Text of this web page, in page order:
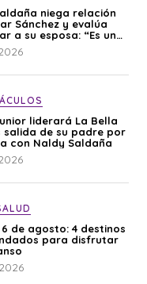
niega relación
Sánchez y evalúa
a su esposa: “Es una
liderará La Bella
salida de su padre por
con Naldy Saldaña
de agosto: 4 destinos
para disfrutar